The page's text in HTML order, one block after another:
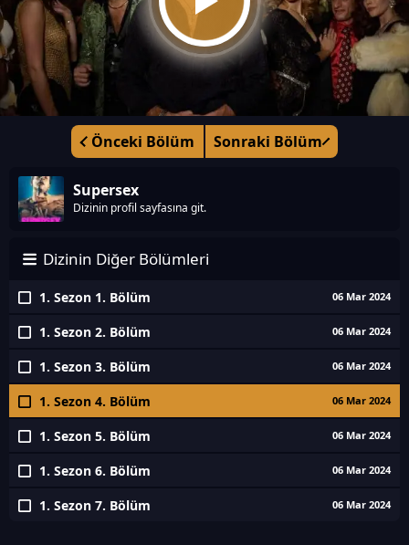
Önceki Bölüm Sonraki Bölüm
Supersex
Dizinin profil sayfasına git.
Dizinin Diğer Bölümleri
1. Sezon 1. Bölüm 06 Mar 2024
1. Sezon 2. Bölüm 06 Mar 2024
1. Sezon 3. Bölüm 06 Mar 2024
1. Sezon 4. Bölüm 06 Mar 2024
1. Sezon 5. Bölüm 06 Mar 2024
1. Sezon 6. Bölüm 06 Mar 2024
1. Sezon 7. Bölüm 06 Mar 2024